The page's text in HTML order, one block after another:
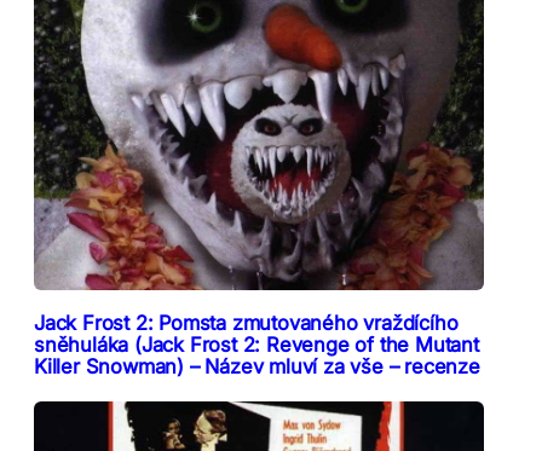
Jack Frost 2: Pomsta zmutovaného vraždícího
sněhuláka (Jack Frost 2: Revenge of the Mutant
Killer Snowman) – Název mluví za vše – recenze